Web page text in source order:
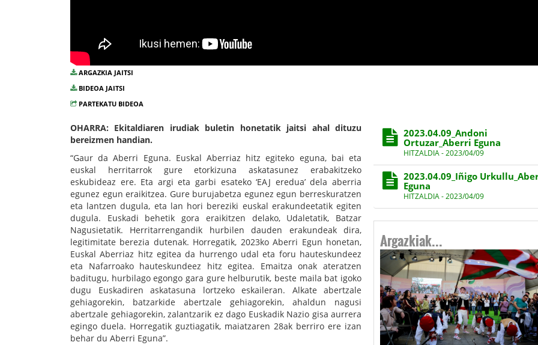
ARGAZKIA JAITSI
BIDEOA JAITSI
PARTEKATU BIDEOA
2023.04.09_Andoni
Ortuzar_Aberri Eguna
HITZALDIA - 2023/04/09
2023.04.09_Iñigo
Eguna
HITZALDIA - 2023/04/09
Argazkiak...
OHARRA: Ekitaldiaren irudiak buletin honetatik jaitsi ahal dituzu
bereizmen handian.
“Gaur da Aberri Eguna. Euskal Aberriaz hitz egiteko eguna, bai eta
euskal herritarrok gure etorkizuna askatasunez erabakitzeko
eskubideaz ere. Eta argi eta garbi esateko ‘EAJ eredua’ dela aberria
egunez egun eraikitzea. Gure burujabetza egunez egun berreskuratzen
eta lantzen dugula, eta lan hori bereziki euskal erakundeetatik egiten
dugula. Euskadi behetik gora eraikitzen delako, Udaletatik, Batzar
Nagusietatik. Herritarrengandik hurbilen dauden erakundeak dira,
legitimitate berezia dutenak. Horregatik, 2023ko Aberri Egun honetan,
Euskal Aberriaz hitz egitea da hurrengo udal eta foru hauteskundeez
eta Nafarroako hauteskundeez hitz egitea. Emaitza onak ateratzen
baditugu, hurbilago egongo gara gure helburutik, beste maila bat igoko
dugu Euskadiren askatasuna lortzeko eskaileran. Alkate abertzale
gehiagorekin, batzarkide abertzale gehiagorekin, ahaldun nagusi
abertzale gehiagorekin, zalantzarik ez dago Euskadik Nazio gisa aurrera
egingo duela. Horregatik guztiagatik, maiatzaren 28ak berriro ere izan
behar du Aberri Eguna”.